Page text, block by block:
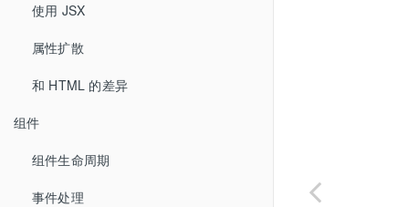
使用 JSX
属性扩散
和 HTML 的差异
组件
组件生命周期
事件处理